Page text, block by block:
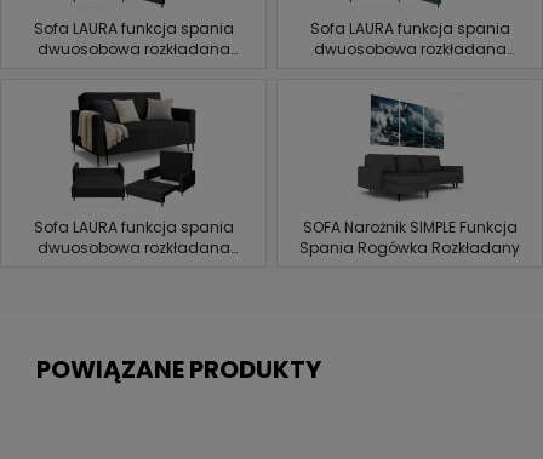
Sofa LAURA funkcja spania
dwuosobowa rozkładana
SZTRUKS Brązowy
Sofa LAURA funkcja spania
dwuosobowa rozkładana
SZTRUKS Butelkowa zieleń
Sofa LAURA funkcja spania
dwuosobowa rozkładana
SOFA Narożnik SIMPLE Funkcja
Spania Rogówka Rozkładany
POWIĄZANE PRODUKTY